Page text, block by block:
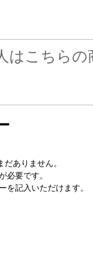
はこちら
ありません。
必要です。
を記入いただけます。